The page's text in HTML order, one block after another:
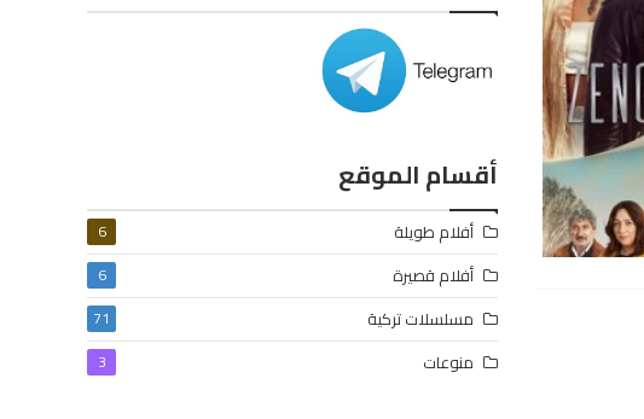
أقسام الموقع
أفلام طويلة 6
أفلام قصيرة 6
مسلسلات تركية 71
منوعات 3